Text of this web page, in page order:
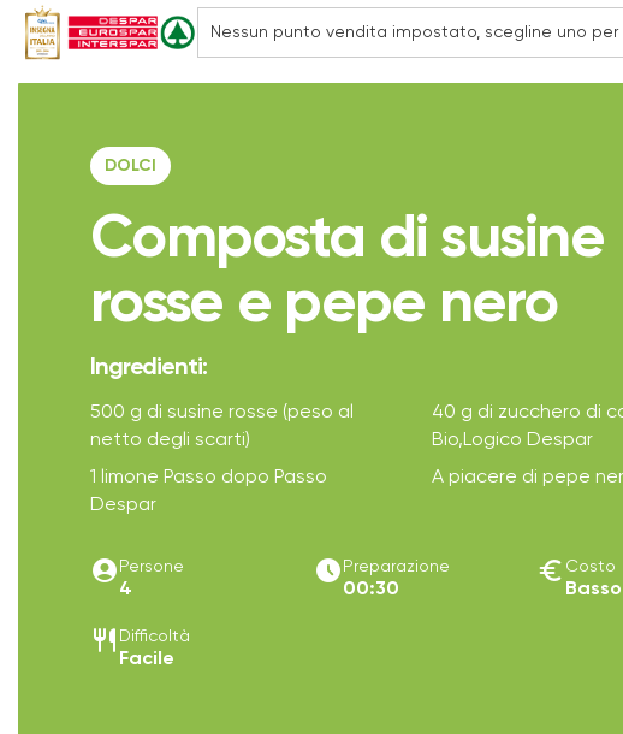
DOLCI
Composta di susine
rosse e pepe nero
Ingredienti:
500 g di susine rosse (peso al
netto degli scarti)
40 g di zucchero di
Bio,Logico Despar
1 limone Passo dopo Passo
Despar
A piacere di pepe
account_circle Persone
4
access_time_filled Preparazione
00:30
euro Costo
Basso
restaurant Difficoltà
Facile